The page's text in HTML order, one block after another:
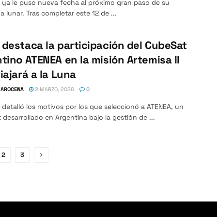
ya le puso nueva fecha al próximo gran paso de su
lunar. Tras completar este 12 de ...
destaca la participación del CubeSat
ATENEA en la misión Artemisa II
a la Luna
2 MARZO, 2026 0
detalló los motivos por los que seleccionó a ATENEA, un
desarrollado en Argentina bajo la gestión de ...
2 3